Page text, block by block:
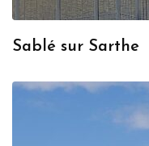
Sablé sur Sarthe